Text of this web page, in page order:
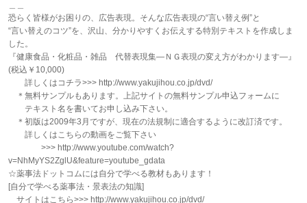
恐らく皆様がお困りの、広告表現。そんな広告表現の“言い替え例”と
“言い替えのコツ”を、沢山、分かりやすくお伝えする特別テキストを作成しま
した。
『健康食品・化粧品・雑品 代替表現集―ＮＧ表現の変え方がわかります―』
(税込￥10,000)
詳しくはコチラ>>> http://www.yakujihou.co.jp/dvd/
＊無料サンプルもあります。上記サイトの無料サンプル申込フォームに
テキスト名を書いてお申し込み下さい。
＊初版は2009年3月ですが、現在の法規制に適合するように改訂済です。
詳しくはこちらの動画をご覧下さい
>>> http://www.youtube.com/watch?
v=NhMyYS2ZglU&feature=youtube_gdata
☆薬事法ドットコムには自分で学べる教材もあります！
[自分で学べる薬事法・景表法の知識]
サイトはこちら>>> http://www.yakujihou.co.jp/dvd/